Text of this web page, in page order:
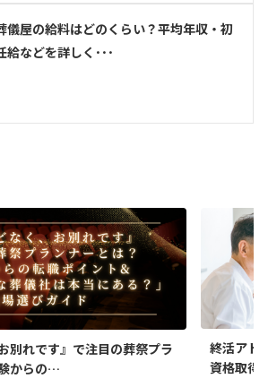
儀屋の給料はどのくらい？平均年収・初
給などを詳しく･･･
別れです』で注目の葬祭プラ
からの…
終活アド
資格取得